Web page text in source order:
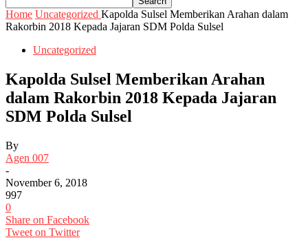
Home Uncategorized Kapolda Sulsel Memberikan Arahan dalam
Rakorbin 2018 Kepada Jajaran SDM Polda Sulsel
Uncategorized
Kapolda Sulsel Memberikan Arahan
dalam Rakorbin 2018 Kepada Jajaran
SDM Polda Sulsel
By
Agen 007
-
November 6, 2018
997
0
Share on Facebook
Tweet on Twitter